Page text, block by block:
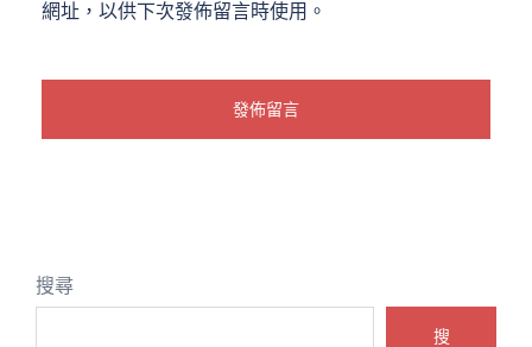
網址，以供下次發佈留言時使用。
搜尋
搜